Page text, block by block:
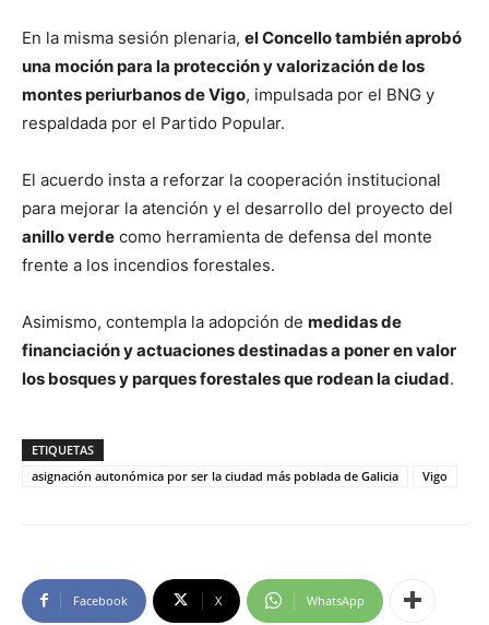
En la misma sesión plenaria, el Concello también aprobó
una moción para la protección y valorización de los
montes periurbanos de Vigo, impulsada por el BNG y
respaldada por el Partido Popular.
El acuerdo insta a reforzar la cooperación institucional
para mejorar la atención y el desarrollo del proyecto del
anillo verde como herramienta de defensa del monte
frente a los incendios forestales.
Asimismo, contempla la adopción de medidas de
financiación y actuaciones destinadas a poner en valor
los bosques y parques forestales que rodean la ciudad.
ETIQUETAS
asignación autonómica por ser la ciudad más poblada de Galicia
Vigo
Facebook X WhatsApp